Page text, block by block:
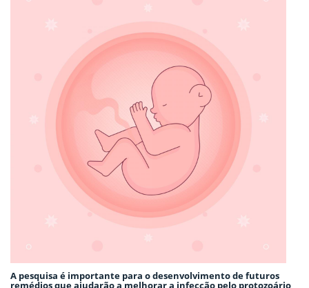
A pesquisa é importante para o desenvolvimento de futuros
remédios que ajudarão a melhorar a infecção pelo protozoário